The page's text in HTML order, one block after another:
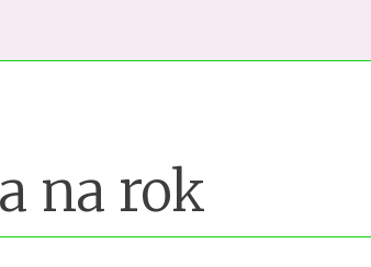
na rok